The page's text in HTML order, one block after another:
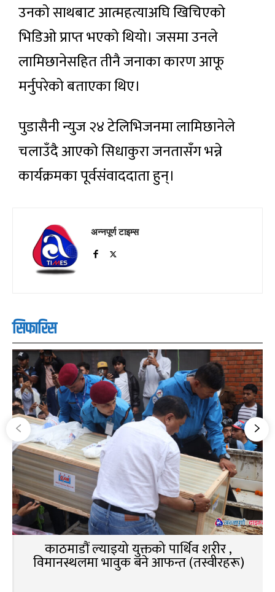
उनको साथबाट आत्महत्याअघि खिचिएको
भिडिओ प्राप्त भएको थियो। जसमा उनले
लामिछानेसहित तीनै जनाका कारण आफू
मर्नुपरेको बताएका थिए।
पुडासैनी न्युज २४ टेलिभिजनमा लामिछानेले
चलाउँदै आएको सिधाकुरा जनतासँग भन्ने
कार्यक्रमका पूर्वसंवाददाता हुन्।
अन्नपूर्ण टाइम्स
सिफारिस
काठमाडौं ल्याइयो युक्तको पार्थिव शरीर ,
विमानस्थलमा भावुक बने आफन्त (तस्वीरहरू)